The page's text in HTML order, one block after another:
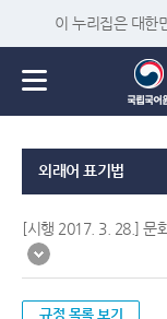
이 누리집은 대한
외래어 표기법
[시행 2017. 3. 28.] 문
규정 목록 보기